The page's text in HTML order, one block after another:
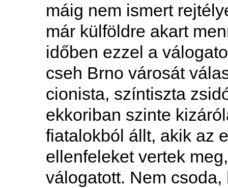
máig nem ismert
már külföldre akart
időben ezzel a
cseh Brno városát
cionista, színtiszta
ekkoriban szinte
fiatalokból állt, akik az
ellenfeleket vertek
válogatott. Nem